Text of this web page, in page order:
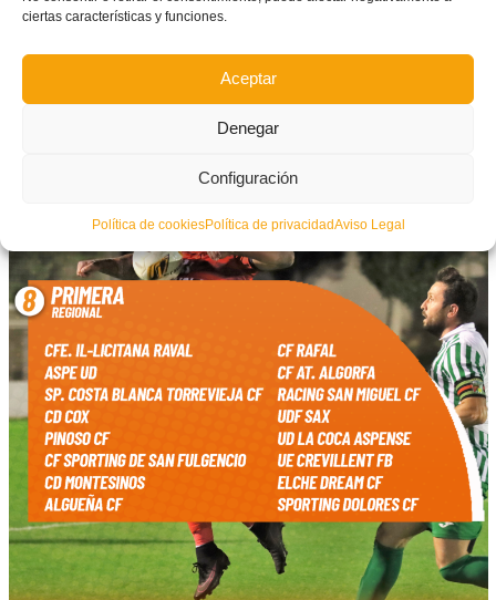
ciertas características y funciones.
Aceptar
Denegar
Configuración
Política de cookiesPolítica de privacidadAviso Legal